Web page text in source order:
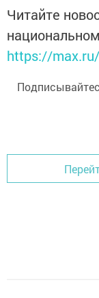
Читайте
https://